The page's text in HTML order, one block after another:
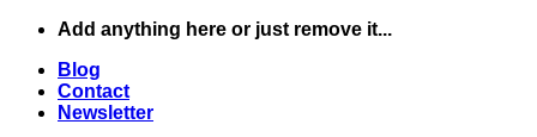
Skip
content
Add anything here or just remove it...
Blog
Contact
Newsletter